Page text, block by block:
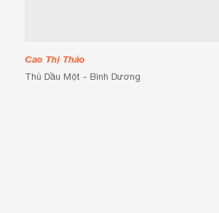
Cao Thị Thảo
Thủ Dầu Một - Bình Dương